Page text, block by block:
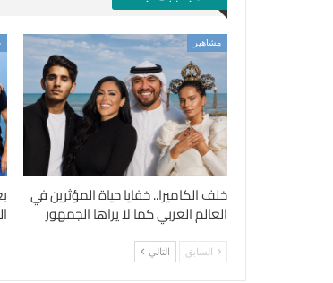
مشاهير
خلف الكاميرا.. خفايا حياة المؤثرين في
العالم العربي كما لا يراها الجمهور
السابق التالي